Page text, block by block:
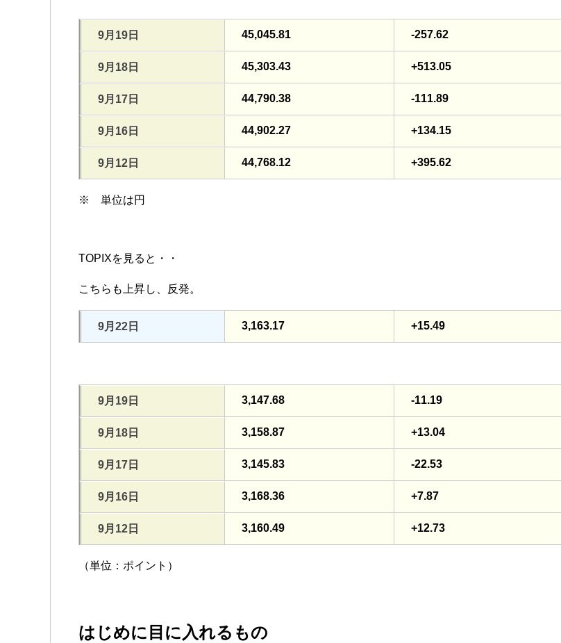
9月19日 45,045.81 -257.62
9月18日 45,303.43 +513.05
9月17日 44,790.38 -111.89
9月16日 44,902.27 +134.15
9月12日 44,768.12 +395.62
※ 単位は円
TOPIXを見ると・・
こちらも上昇し、反発。
9月22日 3,163.17 +15.49
9月19日 3,147.68 -11.19
9月18日 3,158.87 +13.04
9月17日 3,145.83 -22.53
9月16日 3,168.36 +7.87
9月12日 3,160.49 +12.73
（単位：ポイント）
はじめに目に入れるもの